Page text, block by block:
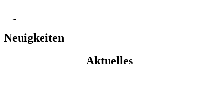
Neuigkeiten
Aktuelles